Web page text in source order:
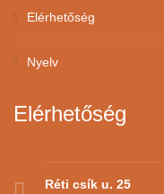
Elérhetőség
Nyelv
Elérhetőség
Réti csík u. 25